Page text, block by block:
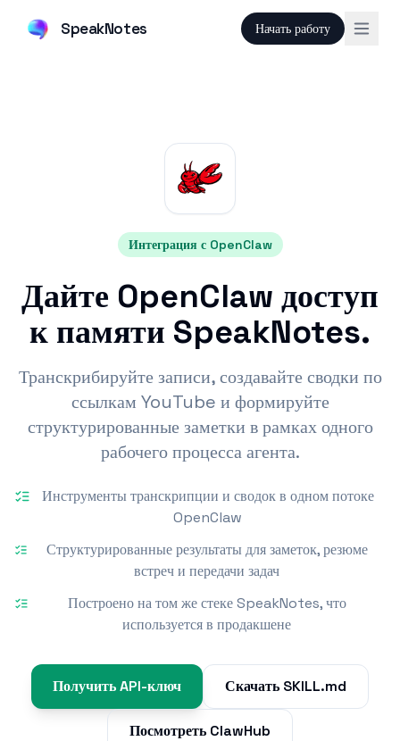
SpeakNotes Начать работу
Интеграция с OpenClaw
Дайте OpenClaw доступ
к памяти SpeakNotes.
Транскрибируйте записи, создавайте сводки по
ссылкам YouTube и формируйте
структурированные заметки в рамках одного
рабочего процесса агента.
Инструменты транскрипции и сводок в одном потоке
OpenClaw
Структурированные результаты для заметок, резюме
встреч и передачи задач
Построено на том же стеке SpeakNotes, что
используется в продакшене
Получить API-ключ Скачать SKILL.md
Посмотреть ClawHub